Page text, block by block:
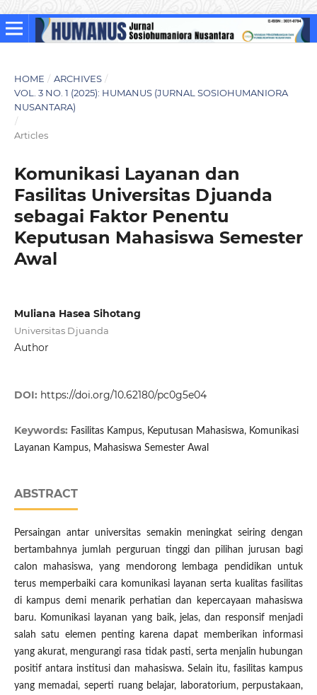
HOME / ARCHIVES /
VOL. 3 NO. 1 (2025): HUMANUS (JURNAL SOSIOHUMANIORA
NUSANTARA)
/
Articles
Komunikasi Layanan dan
Fasilitas Universitas Djuanda
sebagai Faktor Penentu
Keputusan Mahasiswa Semester
Awal
Muliana Hasea Sihotang
Universitas Djuanda
Author
DOI: https://doi.org/10.62180/pc0g5e04
Keywords: Fasilitas Kampus, Keputusan Mahasiswa, Komunikasi
Layanan Kampus, Mahasiswa Semester Awal
ABSTRACT
Persaingan antar universitas semakin meningkat seiring dengan
bertambahnya jumlah perguruan tinggi dan pilihan jurusan bagi
calon mahasiswa, yang mendorong lembaga pendidikan untuk
terus memperbaiki cara komunikasi layanan serta kualitas fasilitas
di kampus demi menarik perhatian dan kepercayaan mahasiswa
baru. Komunikasi layanan yang baik, jelas, dan responsif menjadi
salah satu elemen penting karena dapat memberikan informasi
yang akurat, mengurangi rasa tidak pasti, serta menjalin hubungan
positif antara institusi dan mahasiswa. Selain itu, fasilitas kampus
yang memadai, seperti ruang belajar, laboratorium, perpustakaan,